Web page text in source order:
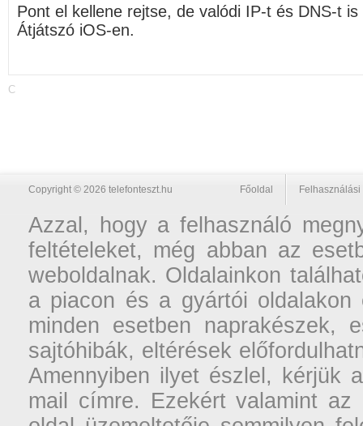
Pont el kellene rejtse, de valódi IP-t és DNS-t
Átjátszó iOS-en.
C
Copyright © 2026 telefonteszt.hu Főoldal
Azzal, hogy a felhasználó
feltételeket, még abban az
weboldalnak. Oldalainkon
a piacon és a gyártói oldalakon
minden esetben naprakészek,
sajtóhibák, eltérések
Amennyiben ilyet észlel, kérjük
mail címre. Ezekért valamint